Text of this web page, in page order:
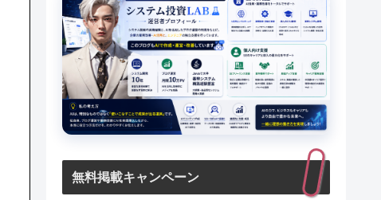
無料掲載キャンペーン